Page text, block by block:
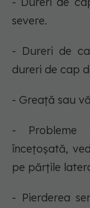
severe.
- Dureri de
dureri de cap
- Greață sau
- Probleme
încețoșată,
pe părțile
- Pierderea